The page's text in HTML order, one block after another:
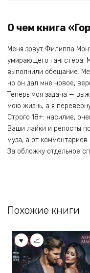
О чем книга
Меня зовут Филиппа
умирающего гангстера.
выполнили обещание.
но он дал мне новое,
Теперь моя задача —
мою жизнь, а я
Строго 18+: насилие,
Ваши лайки и репосты
муза, а от
За обложку отдельное
Похожие книги